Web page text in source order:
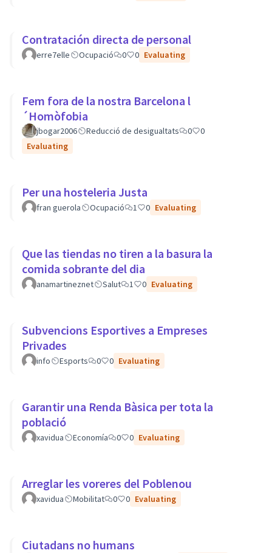
Contratación directa de personal
erre7elle Ocupació 0 0 Evaluating
Fem fora de la nostra Barcelona l
´Homòfobia
jbogar2006 Reducció de desigualtats 0
0
Evaluating
Per una hosteleria Justa
fran guerola Ocupació 1 0 Evaluating
Que las tiendas no tiren a la basura la
comida sobrante del dia
anamartineznet Salut 1 0 Evaluating
Subvencions Esportives a Empreses
Privades
info Esports 0 0 Evaluating
Garantir una Renda Bàsica per tota la
població
xavidua Economía 0 0 Evaluating
Arreglar les voreres del Poblenou
xavidua Mobilitat 0 0 Evaluating
Ciutadans no humans